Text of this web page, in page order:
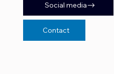
Social media
Contact